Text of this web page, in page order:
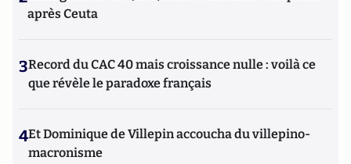
après Ceuta
3Record du CAC 40 mais croissance nulle : voilà ce
que révèle le paradoxe français
4Et Dominique de Villepin accoucha du villepino-
macronisme